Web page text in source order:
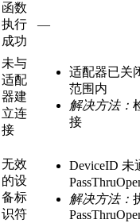
函数
执行
成功
—
未与
适配
器建
立连
接
适配器已关
范围内
解决方法：
接
无效
的设
备标
识符
DeviceID 未
解决方法：